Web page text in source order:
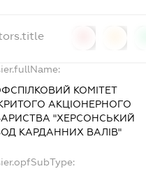
КОМІТЕТ
АКЦІОНЕРНОГО
"ХЕРСОНСЬКИЙ
КАРДАННИХ ВАЛІВ"